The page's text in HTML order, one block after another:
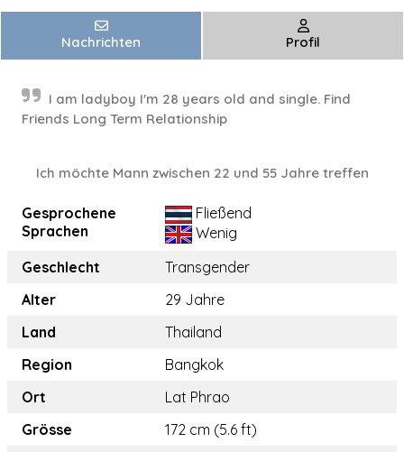
Nachrichten Profil
I am ladyboy I'm 28 years old and single. Find
Friends Long Term Relationship
Ich möchte Mann zwischen 22 und 55 Jahre treffen
Gesprochene
Sprachen
Fließend
Wenig
Geschlecht
Transgender
Alter
29 Jahre
Land
Thailand
Region
Bangkok
Ort
Lat Phrao
Grösse
172 cm (5.6 ft)